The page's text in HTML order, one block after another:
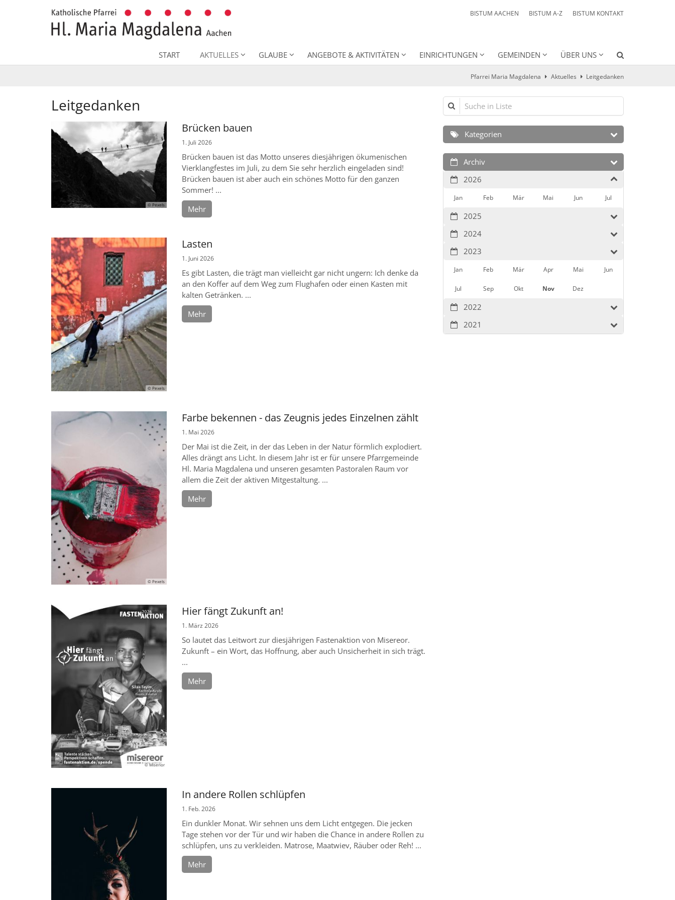
BISTUM AACHEN BISTUM A-Z BISTUM KONTAKT
START AKTUELLES GLAUBE ANGEBOTE & AKTIVITÄTEN EINRICHTUNGEN GEMEINDEN ÜBER UNS
Pfarrei Maria Magdalena Aktuelles Leitgedanken
Leitgedanken
© Pexels
Brücken bauen
1. Juli 2026
Brücken bauen ist das Motto unseres diesjährigen ökumenischen
Vierklangfestes im Juli, zu dem Sie sehr herzlich eingeladen sind!
Brücken bauen ist aber auch ein schönes Motto für den ganzen
Sommer! ...
Mehr
© Pexels
Lasten
1. Juni 2026
Es gibt Lasten, die trägt man vielleicht gar nicht ungern: Ich denke da
an den Koffer auf dem Weg zum Flughafen oder einen Kasten mit
kalten Getränken. ...
Mehr
© Pexels
Farbe bekennen - das Zeugnis jedes Einzelnen zählt
1. Mai 2026
Der Mai ist die Zeit, in der das Leben in der Natur förmlich explodiert.
Alles drängt ans Licht. In diesem Jahr ist er für unsere Pfarrgemeinde
Hl. Maria Magdalena und unseren gesamten Pastoralen Raum vor
allem die Zeit der aktiven Mitgestaltung. ...
Mehr
© Miserior
Hier fängt Zukunft an!
1. März 2026
So lautet das Leitwort zur diesjährigen Fastenaktion von Misereor.
Zukunft – ein Wort, das Hoffnung, aber auch Unsicherheit in sich trägt.
...
Mehr
In andere Rollen schlüpfen
1. Feb. 2026
Ein dunkler Monat. Wir sehnen uns dem Licht entgegen. Die jecken
Tage stehen vor der Tür und wir haben die Chance in andere Rollen zu
schlüpfen, uns zu verkleiden. Matrose, Maatwiev, Räuber oder Reh! ...
Mehr
Suche in Liste
Kategorien
Archiv
2026
Jan Feb Mär Mai Jun Jul
2025
2024
2023
Jan Feb Mär Apr Mai Jun
Jul Sep Okt Nov Dez
2022
2021